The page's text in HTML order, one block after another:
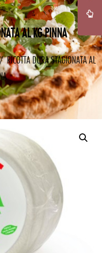
AL KG PINNA
DURA STAGIONATA AL